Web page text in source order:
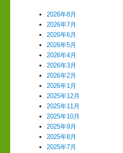
2026年8月
2026年7月
2026年6月
2026年5月
2026年4月
2026年3月
2026年2月
2026年1月
2025年12月
2025年11月
2025年10月
2025年9月
2025年8月
2025年7月